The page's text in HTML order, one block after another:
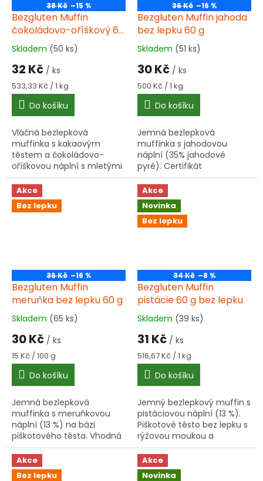
38 Kč –15 %
Bezgluten Muffin
čokoládovo-oříškový 60
g bez lepku
Průměrné
hodnocení
produktu
je
5,0
5
hvězdiček.
Skladem (50 ks)
32 Kč / ks
Měrná
cena:
533,33 Kč / 1 kg
Do košíku
Vláčná bezlepková
muffinka s kakaovým
těstem a čokoládovo-
oříškovou náplní s mletými
lískovými ořechy. Certifikát
Přeškrtnutého klasu,
vhodná pro vegetariány i
vegany. Hmotnost...
36 Kč –16 %
Bezgluten Muffin jahoda
bez lepku 60 g
Průměrné
hodnocení
produktu
je
5,0
5
hvězdiček.
Skladem (51 ks)
30 Kč / ks
Měrná
cena:
500 Kč / 1 kg
Do košíku
Jemná bezlepková
muffinka s jahodovou
náplní (35% jahodové
pyré). Certifikát
přeškrtnutého klasu,
veganská, bez palmového
tuku a bez sóji. Balení 60 g
– ideální svačinka na cesty.
Akce
Bez lepku
36 Kč –16 %
Bezgluten Muffin
meruňka bez lepku 60 g
Průměrné
hodnocení
produktu
je
5,0
5
hvězdiček.
Skladem (65 ks)
30 Kč / ks
Měrná
cena:
15 Kč / 100 g
Do košíku
Jemná bezlepková
muffinka s meruňkovou
náplní (13 %) na bázi
piškotového těsta. Vhodná
pro osoby s intolerancí
lepku. Balení 60 g,
trvanlivost 6 měsíců. Může
Akce
Novinka
Bez lepku
34 Kč –8 %
Bezgluten Muffin
pistácie 60 g bez lepku
Průměrné
hodnocení
produktu
je
5,0
5
hvězdiček.
Skladem (39 ks)
31 Kč / ks
Měrná
cena:
516,67 Kč / 1 kg
Do košíku
Jemný bezlepkový muffin s
pistáciovou náplní (13 %).
Piškotové těsto bez lepku s
rýžovou moukou a
škrobem. Vhodný jako
sladká svačinka nebo
dezert. Výrobek obsahuje
Akce
Bez lepku
Akce
Novinka